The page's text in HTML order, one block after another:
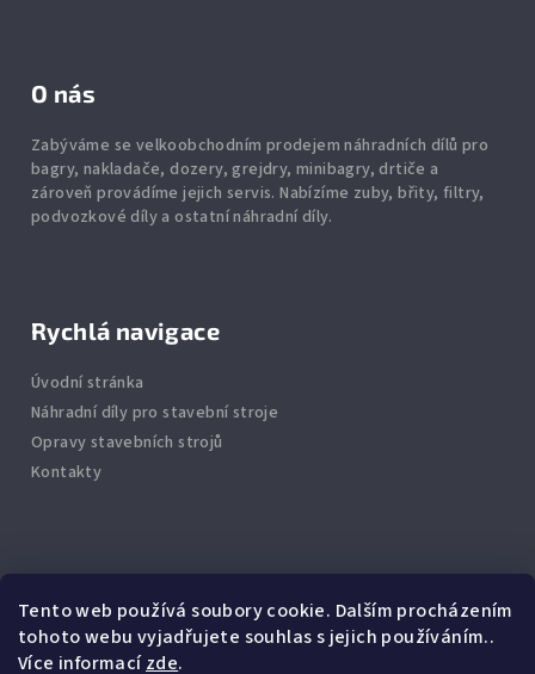
Tento web používá soubory cookie. Dalším procházením
tohoto webu vyjadřujete souhlas s jejich používáním..
Více informacízde.
O nás
Zabýváme se velkoobchodním prodejem náhradních dílů pro
bagry, nakladače, dozery, grejdry, minibagry, drtiče a
zároveň provádíme jejich servis. Nabízíme zuby,břity,filtry,
podvozkové díly a ostatní náhradní díly.
Rychlá navigace
Úvodní stránka
Náhradní díly pro stavební stroje
Opravy stavebních strojů
Kontakty
Jak nakupovat